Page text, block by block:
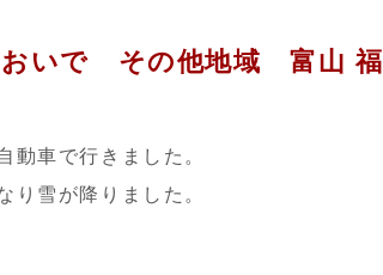
おいで その他地域 富山
動車で行きました。
り雪が降りました。